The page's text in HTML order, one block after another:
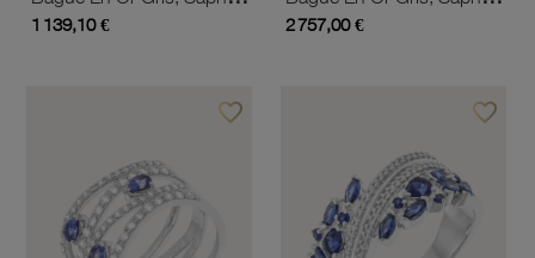
1 139,10 € 2 757,00 €
favorite_borderAjouter à vos favoris favorite_borderAjouter